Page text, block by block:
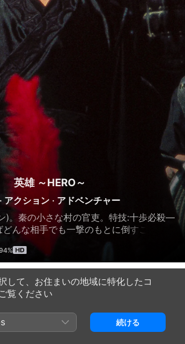
英雄 ～HERO～
· アクション · アドベンチャー
)。秦の小さな村の官吏。特技:十歩必殺―
んな相手でも一撃のもとに倒すことので
で最強といわれる3人の刺客を倒し、秦の
た。そして彼が話し始めたのは、誰の想
った。
して、お住まいの地域に特化したコ
覧ください
続ける